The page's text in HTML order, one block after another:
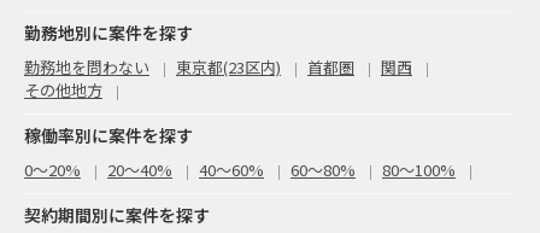
勤務地別に案件を探す
勤務地を問わない 東京都(23区内) 首都圏
関西
その他地方
稼働率別に案件を探す
0〜20% 20〜40% 40〜60% 60〜80% 80〜100%
契約期間別に案件を探す